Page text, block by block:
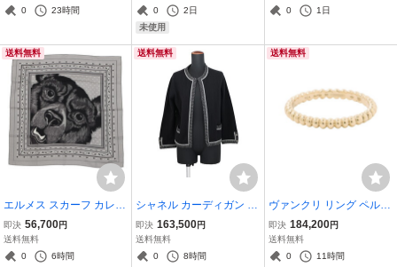
KI ジュエリー 【安心保
0
23時間
0
2日
未使用
【安心保証】
0
1日
送料無料
エルメス スカーフ カレ65
GRRRRR! バンダナ カシ
ミヤ シルク HERMES 20
25年春夏
即決 56,700円
送料無料
0
6時間
送料無料
シャネル カーディガン コ
コマーク カシミヤ レディ
ースサイズ40 CHANEL
黒 【安心保証】
即決 163,500円
送料無料
0
8時間
送料無料
ヴァンクリ リング ペルレ
ゴールドパール スモール
K18YGイエローゴールド
サイズ50 VCARPJMG50/
即決 184,200円
送料無料
0
11時間